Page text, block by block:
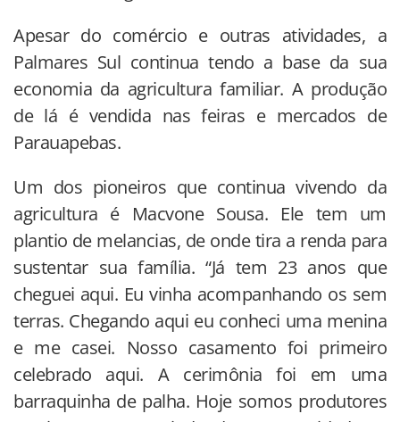
Apesar do comércio e outras atividades, a
Palmares Sul continua tendo a base da sua
economia da agricultura familiar. A produção
de lá é vendida nas feiras e mercados de
Parauapebas.
Um dos pioneiros que continua vivendo da
agricultura é Macvone Sousa. Ele tem um
plantio de melancias, de onde tira a renda para
sustentar sua família. “Já tem 23 anos que
cheguei aqui. Eu vinha acompanhando os sem
terras. Chegando aqui eu conheci uma menina
e me casei. Nosso casamento foi primeiro
celebrado aqui. A cerimônia foi em uma
barraquinha de palha. Hoje somos produtores